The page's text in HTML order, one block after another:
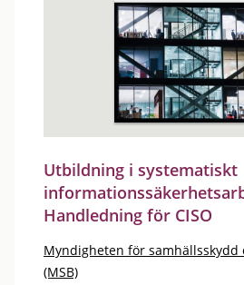
Utbildning i systematiskt
Handledning för CISO
Myndigheten för samhällsskydd
(MSB)